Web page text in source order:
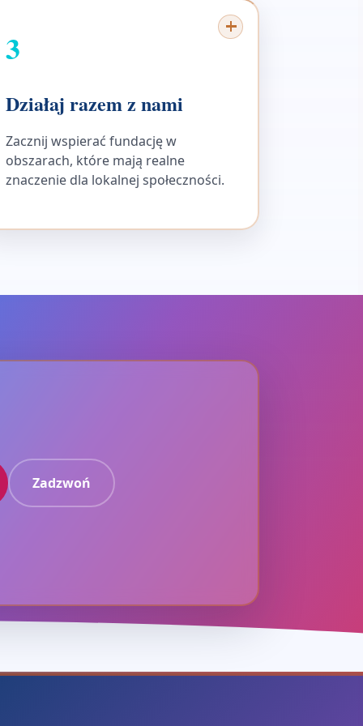
3
Działaj razem z nami
Zacznij wspierać fundację w
obszarach, które mają realne
znaczenie dla lokalnej społeczności.
Zadzwoń